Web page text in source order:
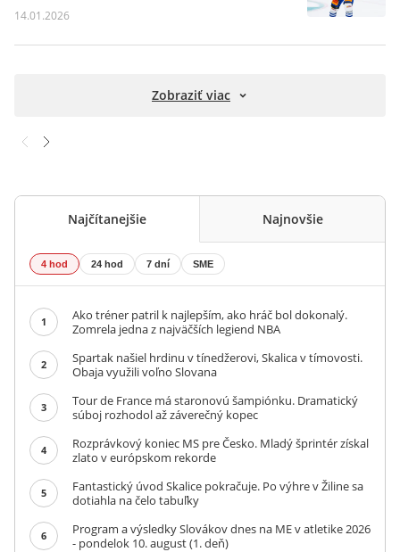
14.01.2026
Zobraziť viac
Najčítanejšie Najnovšie
4 hod 24 hod 7 dní SME
1
Ako tréner patril k najlepším, ako hráč bol dokonalý.
Zomrela jedna z najväčších legiend NBA
2
Spartak našiel hrdinu v tínedžerovi, Skalica v tímovosti.
Obaja využili voľno Slovana
3
Tour de France má staronovú šampiónku. Dramatický
súboj rozhodol až záverečný kopec
4
Rozprávkový koniec MS pre Česko. Mladý šprintér získal
zlato v európskom rekorde
5
Fantastický úvod Skalice pokračuje. Po výhre v Žiline sa
dotiahla na čelo tabuľky
6
Program a výsledky Slovákov dnes na ME v atletike 2026
- pondelok 10. august (1. deň)